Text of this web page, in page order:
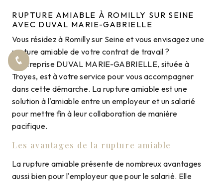
RUPTURE AMIABLE À ROMILLY SUR SEINE
AVEC DUVAL MARIE-GABRIELLE
Vous résidez à Romilly sur Seine et vous envisagez une
rupture amiable de votre contrat de travail ?
L'entreprise DUVAL MARIE-GABRIELLE, située à
Troyes, est à votre service pour vous accompagner
dans cette démarche. La rupture amiable est une
solution à l'amiable entre un employeur et un salarié
pour mettre fin à leur collaboration de manière
pacifique.
Les avantages de la rupture amiable
La rupture amiable présente de nombreux avantages
aussi bien pour l'employeur que pour le salarié. Elle